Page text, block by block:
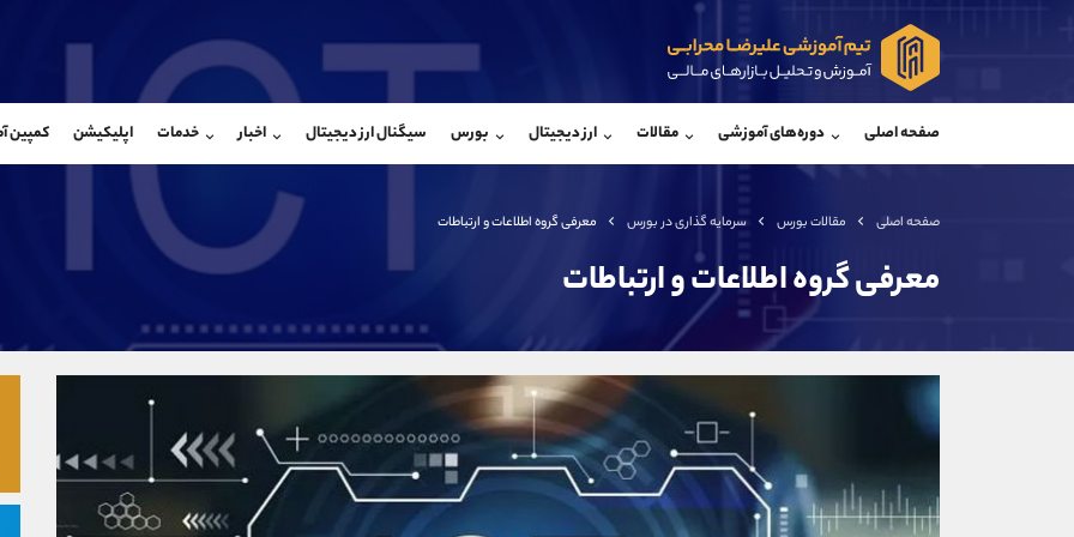
صفحه اصلی دوره‌های آموزشی مقالات ارز دیجیتال بورس سیگنال ارز دیجیتال اخبار خدمات اپلیکیشن کمپین
صفحه اصلی مقالات بورس سرمایه گذاری در بورس معرفی گروه اطلاعات و ارتباطات
معرفی گروه اطلاعات و ارتباطات
@Armteam_admin_104
@Armteam_admin_por
اطلاعات تماس (دفتر فروش)
تلفن
کانال بله